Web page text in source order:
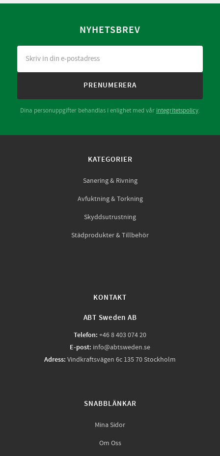
NYHETSBREV
PRENUMERERA
Dina personuppgifter behandlas i enlighet med vår integritetspolicy.
KATEGORIER
Sanering & Rivning
Avfuktning & Torkning
Skyddsutrustning
Städprodukter & Tillbehör
KONTAKT
ABT Sweden AB
Telefon: +46 8 403 074 20
E-post: info@abtsweden.se
Adress: Vindkraftsvägen 6c 135 70 Stockholm
SNABBLÄNKAR
Mina Sidor
Om Oss